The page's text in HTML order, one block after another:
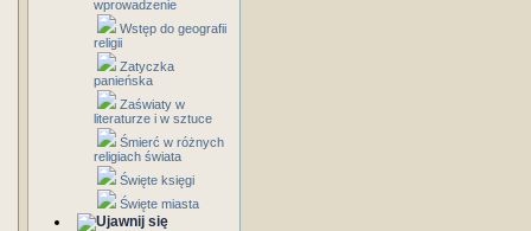
wprowadzenie
Wstęp do geografii
religii
Zatyczka
panieńska
Zaświaty w
literaturze i w sztuce
Śmierć w różnych
religiach świata
Święte księgi
Święte miasta